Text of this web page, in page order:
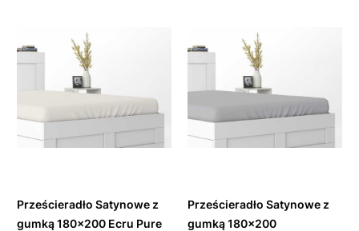
Do
Prześcieradło Satynowe z
gumką 180x200 Ecru Pure
Do
Prześcieradło Satynowe z
gumką 180x200